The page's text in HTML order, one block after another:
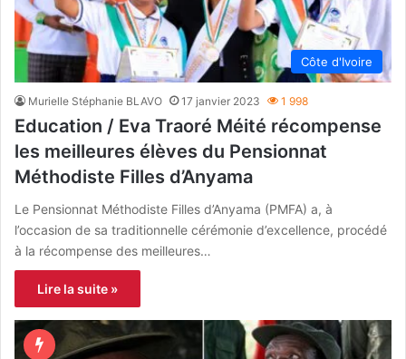
Côte d'Ivoire
Murielle Stéphanie BLAVO 17 janvier 2023 1 998
Education / Eva Traoré Méité récompense
les meilleures élèves du Pensionnat
Méthodiste Filles d’Anyama
Le Pensionnat Méthodiste Filles d’Anyama (PMFA) a, à
l’occasion de sa traditionnelle cérémonie d’excellence, procédé
à la récompense des meilleures…
Lire la suite »